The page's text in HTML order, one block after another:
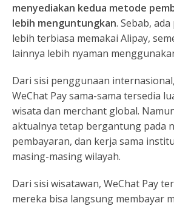
menyediakan kedua metode
lebih menguntungkan. Sebab,
lebih terbiasa memakai Alipay,
lainnya lebih nyaman
Dari sisi penggunaan
WeChat Pay sama-sama tersedia
wisata dan merchant global.
aktualnya tetap bergantung pada
pembayaran, dan kerja sama
masing-masing wilayah.
Dari sisi wisatawan, WeChat Pay
mereka bisa langsung membayar